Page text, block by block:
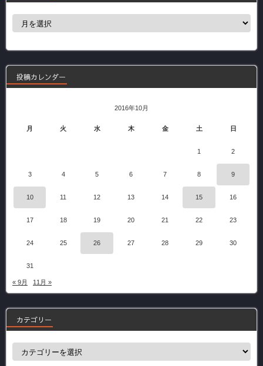
過
事
投稿カレンダー
2016年10月
月 火 水 木 金 土 日
1 2
3 4 5 6 7 8 9
10 11 12 13 14 15 16
17 18 19 20 21 22 23
24 25 26 27 28 29 30
31
« 9月 11月 »
カテゴリー
カ